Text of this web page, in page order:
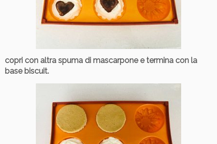
copri con altra spuma di mascarpone e termina con la
base biscuit.